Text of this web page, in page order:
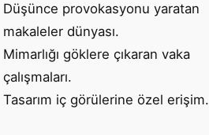
Düşünce provokasyonu yaratan
makaleler dünyası.
Mimarlığı göklere çıkaran vaka
çalışmaları.
Tasarım iç görülerine özel erişim.